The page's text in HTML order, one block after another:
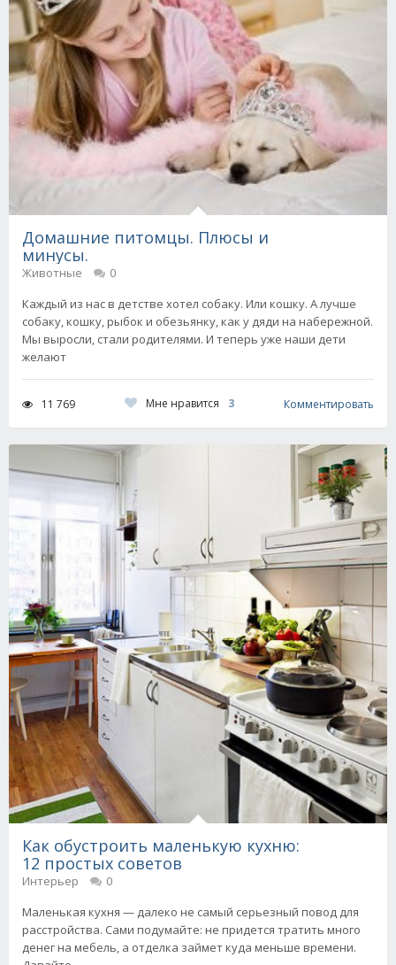
Домашние питомцы. Плюсы и
минусы.
Животные
0
Каждый из нас в детстве хотел собаку. Или кошку. А лучше
собаку, кошку, рыбок и обезьянку, как у дяди на набережной.
Мы выросли, стали родителями. И теперь уже наши дети
желают
11 769 Мне нравится 3 Комментировать
Как обустроить маленькую кухню:
12 простых советов
Интерьер
0
Маленькая кухня — далеко не самый серьезный повод для
расстройства. Сами подумайте: не придется тратить много
денег на мебель, а отделка займет куда меньше времени.